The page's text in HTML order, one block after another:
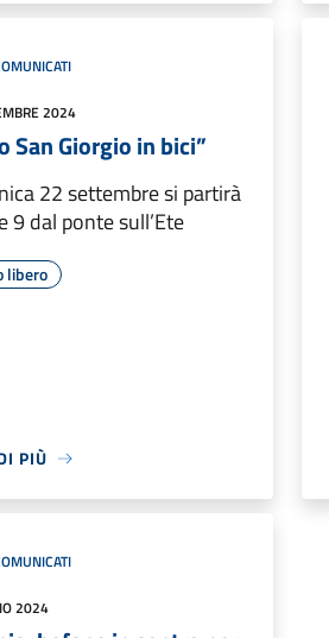
2024
San Giorgio in bici”
22 settembre si partirà
9 dal ponte sull’Ete
libero
PIÙ
2024